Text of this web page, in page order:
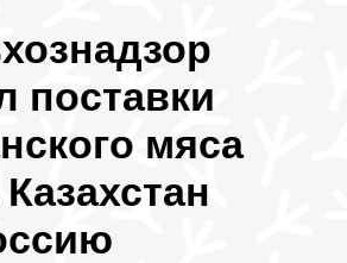
поставки
мяса